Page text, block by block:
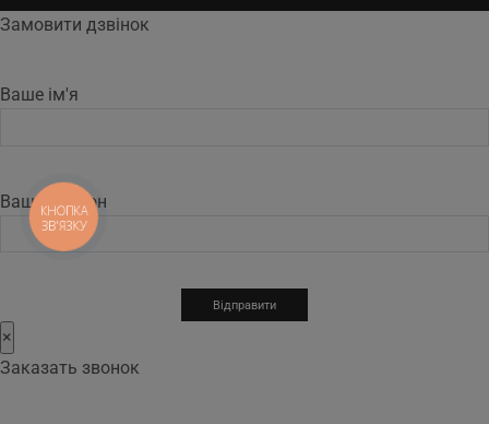
Замовити дзвінок
Ваше ім'я
Ваш телефон
×
Заказать звонок
КНОПКА
ЗВ'ЯЗКУ